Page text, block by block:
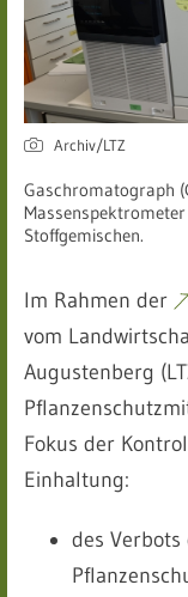
Archiv/LTZ
Gaschromatograph
Stoffgemischen.
Im Rahmen der
vom
Augustenberg
Fokus der
Einhaltung:
des